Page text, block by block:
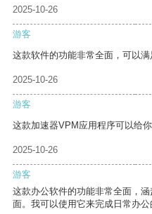
2025-10-26
游客
这款软件的功能非常全面，可以满
2025-10-26
游客
这款加速器VPM应用程序可以给
2025-10-26
游客
这款办公软件的功能非常全面，
面。我可以使用它来完成日常办公